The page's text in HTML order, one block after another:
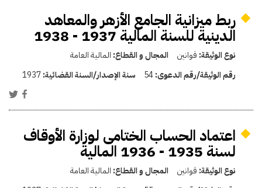
ربط ميزانية الجامع الأزهر والمعاهد
الدينية للسنة المالية 1937 - 1938
نوع الوثيقة: قوانين المجال و القطاع: المالية العامة
رقم الوثيقة/رقم الدعوى:54 سنة الإصدار/السنة القضائية:1937
اعتماد الحساب الختامى لوزارة الأوقاف
لسنة 1935 - 1936 المالية
نوع الوثيقة: قوانين المجال و القطاع: المالية العامة